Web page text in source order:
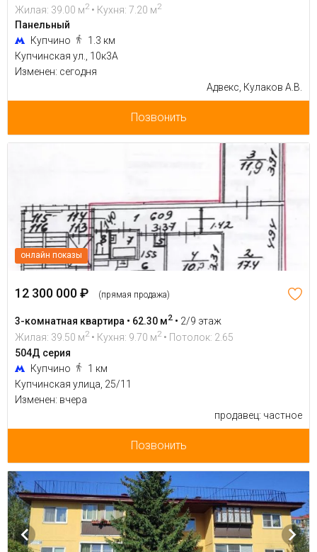
Жилая: 39.00 м2 • Кухня: 7.20 м2
Панельный
Купчино
1.3 км
Купчинская ул., 10к3А
Изменен: сегодня
Адвекс, Кулаков А.В.
Позвонить
онлайн показы
12 300 000 ₽ (прямая продажа)
3-комнатная квартира • 62.30 м2 • 2/9 этаж
Жилая: 39.50 м2 • Кухня: 9.70 м2 • Потолок: 2.65
504Д серия
Купчино
1 км
Купчинская улица, 25/11
Изменен: вчера
продавец: частное
Позвонить